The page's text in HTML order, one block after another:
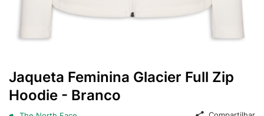
Jaqueta Feminina Glacier Full Zip
Hoodie - Branco